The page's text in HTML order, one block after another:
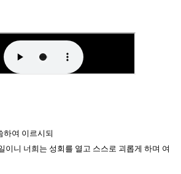
하여 이르시되
이니 너희는 성회를 열고 스스로 괴롭게 하며 여